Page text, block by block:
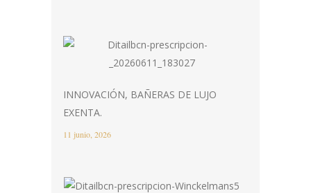
INNOVACIÓN, BAÑERAS DE LUJO
EXENTA.
11 junio, 2026